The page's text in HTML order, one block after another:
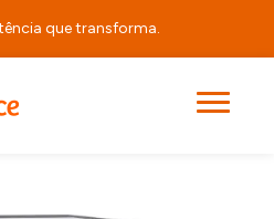
que transforma.